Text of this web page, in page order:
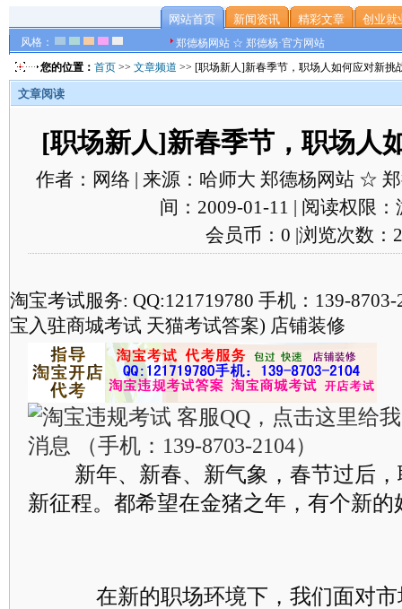
风格：
网站首页 新闻资讯 精彩文章 创业就
郑德杨网站 ☆ 郑德杨·官方网站
您的位置： 首页 >> 文章频道 >> [职场新人]新春季节，职场人如何应对新挑
文章阅读
[职场新人]新春季节，职场人
作者：网络 | 来源：哈师大 郑德杨网站 ☆
间：2009-01-11 | 阅读权限：
会员币：0 |浏览次数：
淘宝考试服务: QQ:121719780 手机：139-
宝入驻商城考试 天猫考试答案) 店铺装修
新年、新春、新气象，春节过后
新征程。都希望在金猪之年，有个新
在新的职场环境下，我们面对市